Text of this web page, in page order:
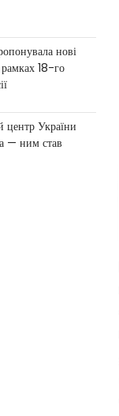
Володимир
що Київ
міжнародних
ситуації на…
Близькому
нові
рамках 18-го
центр України
— ним став